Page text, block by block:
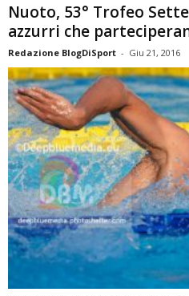
Nuoto, 53° Trofeo
azzurri che
Redazione BlogDiSport - Giu 21, 2016